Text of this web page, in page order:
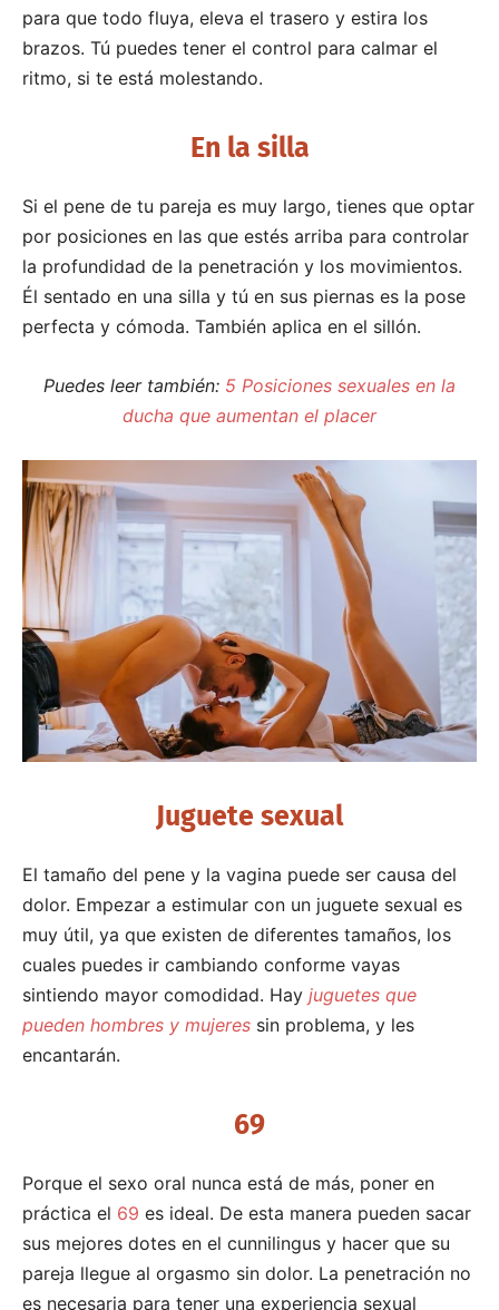
para que todo fluya, eleva el trasero y estira los
brazos. Tú puedes tener el control para calmar el
ritmo, si te está molestando.
En la silla
Si el pene de tu pareja es muy largo, tienes que optar
por posiciones en las que estés arriba para controlar
la profundidad de la penetración y los movimientos.
Él sentado en una silla y tú en sus piernas es la pose
perfecta y cómoda. También aplica en el sillón.
Puedes leer también: 5 Posiciones sexuales en la
ducha que aumentan el placer
Juguete sexual
El tamaño del pene y la vagina puede ser causa del
dolor. Empezar a estimular con un juguete sexual es
muy útil, ya que existen de diferentes tamaños, los
cuales puedes ir cambiando conforme vayas
sintiendo mayor comodidad. Hay juguetes que
pueden hombres y mujeres sin problema, y les
encantarán.
69
Porque el sexo oral nunca está de más, poner en
práctica el 69 es ideal. De esta manera pueden sacar
sus mejores dotes en el cunnilingus y hacer que su
pareja llegue al orgasmo sin dolor. La penetración no
es necesaria para tener una experiencia sexual